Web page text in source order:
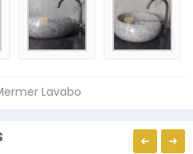
Lavabo